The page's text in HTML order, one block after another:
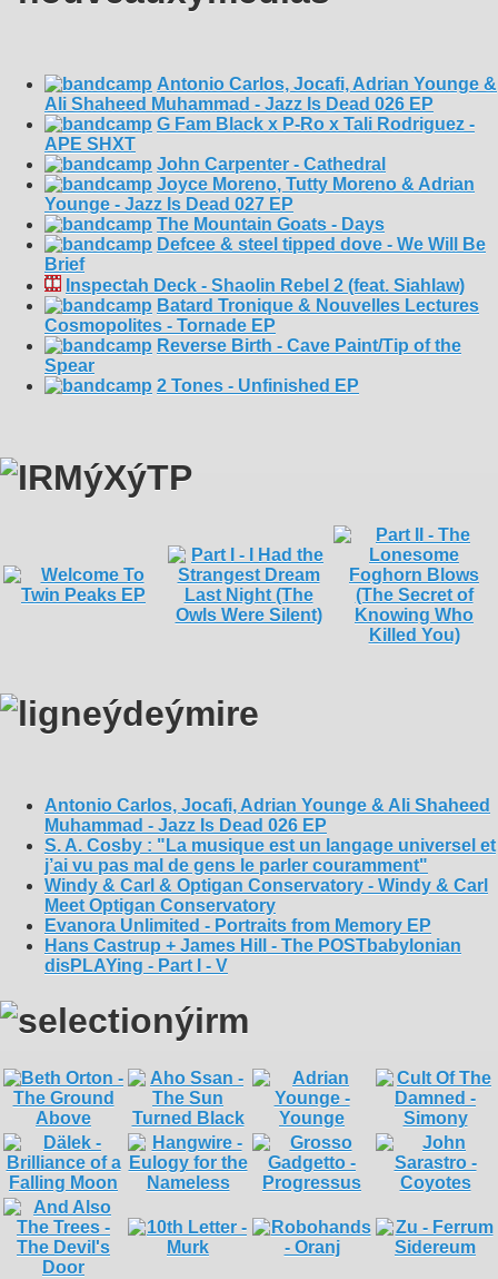
Antonio Carlos, Jocafi, Adrian Younge &
Ali Shaheed Muhammad - Jazz Is Dead 026 EP
G Fam Black x P-Ro x Tali Rodriguez -
APE SHXT
John Carpenter - Cathedral
Joyce Moreno, Tutty Moreno & Adrian
Younge - Jazz Is Dead 027 EP
The Mountain Goats - Days
Defcee & steel tipped dove - We Will Be
Brief
Inspectah Deck - Shaolin Rebel 2 (feat. Siahlaw)
Batard Tronique & Nouvelles Lectures
Cosmopolites - Tornade EP
Reverse Birth - Cave Paint/Tip of the
Spear
2 Tones - Unfinished EP
Antonio Carlos, Jocafi, Adrian Younge & Ali Shaheed
Muhammad - Jazz Is Dead 026 EP
S. A. Cosby : "La musique est un langage universel et
j’ai vu pas mal de gens le parler couramment"
Windy & Carl & Optigan Conservatory - Windy & Carl
Meet Optigan Conservatory
Evanora Unlimited - Portraits from Memory EP
Hans Castrup + James Hill - The POSTbabylonian
disPLAYing - Part I - V